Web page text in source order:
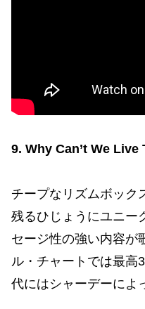
9. Why Can’t We
チープなリズムボック
残るひじょうにユニー
セージ性の強い内容が
ル・チャートでは最高
代にはシャーデーによ